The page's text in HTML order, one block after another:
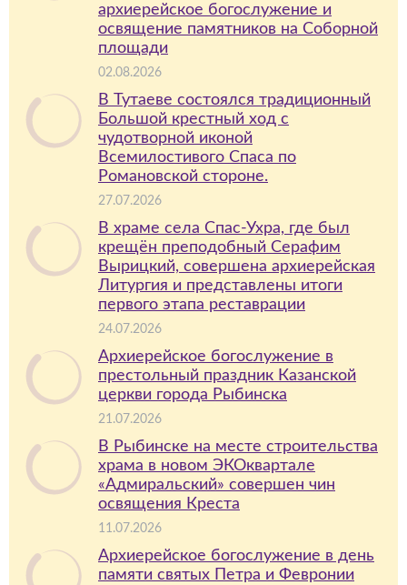
архиерейское богослужение и
освящение памятников на Соборной
площади
02.08.2026
В Тутаеве состоялся традиционный
Большой крестный ход с
чудотворной иконой
Всемилостивого Спаса по
Романовской стороне.
27.07.2026
В храме села Спас-Ухра, где был
крещён преподобный Серафим
Вырицкий, совершена архиерейская
Литургия и представлены итоги
первого этапа реставрации
24.07.2026
Архиерейское богослужение в
престольный праздник Казанской
церкви города Рыбинска
21.07.2026
В Рыбинске на месте строительства
храма в новом ЭКОквартале
«Адмиральский» совершен чин
освящения Креста
11.07.2026
Архиерейское богослужение в день
памяти святых Петра и Февронии